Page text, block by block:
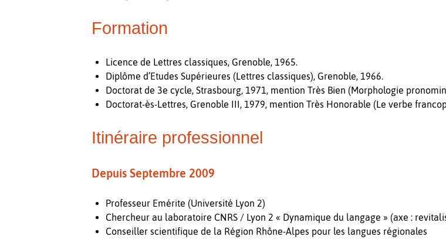
Formation
Licence de Lettres classiques, Grenoble, 1965.
Diplôme d’Etudes Supérieures (Lettres classiques), Grenoble, 1966.
Doctorat de 3e cycle, Strasbourg, 1971, mention Très Bien (Morphologie
Doctorat-ès-Lettres, Grenoble III, 1979, mention Très Honorable (Le verbe
Itinéraire professionnel
Depuis Septembre 2009
Professeur Emérite (Université Lyon 2)
Chercheur au laboratoire CNRS / Lyon 2 « Dynamique du langage » (axe :
Conseiller scientifique de la Région Rhône-Alpes pour les langues régionales